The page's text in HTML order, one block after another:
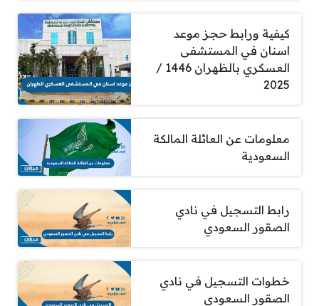
كيفية ورابط حجز موعد
اسنان في المستشفى
العسكري بالظهران 1446 /
2025
معلومات عن العائلة المالكة
السعودية
رابط التسجيل في نادي
الصقور السعودي
خطوات التسجيل في نادي
الصقور السعودي